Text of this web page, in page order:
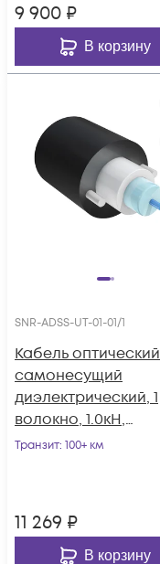
9 900 ₽
В корзину
SNR-ADSS-UT-01-01/1
Кабель оптический
самонесущий
диэлектрический, 1
волокно, 1.0кН,
5.0мм, катушка 1км.
Транзит: 100+ км
11 269 ₽
В корзину